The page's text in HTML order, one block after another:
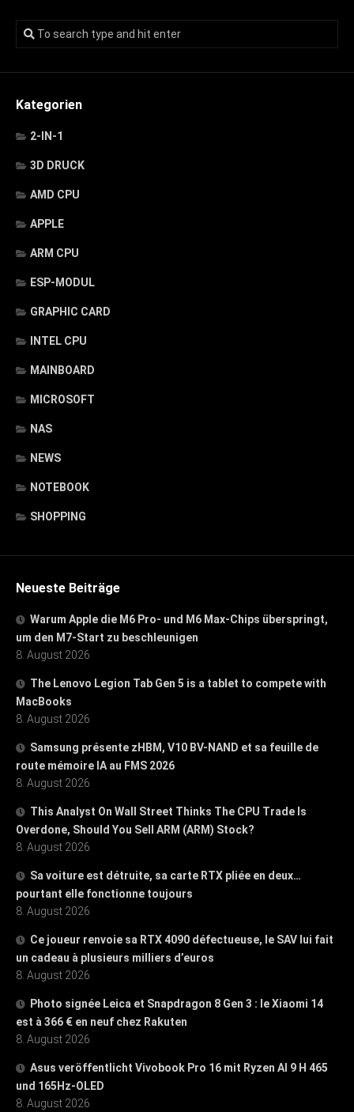
Kategorien
2-IN-1
3D DRUCK
AMD CPU
APPLE
ARM CPU
ESP-MODUL
GRAPHIC CARD
INTEL CPU
MAINBOARD
MICROSOFT
NAS
NEWS
NOTEBOOK
SHOPPING
Neueste Beiträge
Warum Apple die M6 Pro- und M6 Max-Chips überspringt,
um den M7-Start zu beschleunigen
8. August 2026
The Lenovo Legion Tab Gen 5 is a tablet to compete with
MacBooks
8. August 2026
Samsung présente zHBM, V10 BV-NAND et sa feuille de
route mémoire IA au FMS 2026
8. August 2026
This Analyst On Wall Street Thinks The CPU Trade Is
Overdone, Should You Sell ARM (ARM) Stock?
8. August 2026
Sa voiture est détruite, sa carte RTX pliée en deux…
pourtant elle fonctionne toujours
8. August 2026
Ce joueur renvoie sa RTX 4090 défectueuse, le SAV lui fait
un cadeau à plusieurs milliers d’euros
8. August 2026
Photo signée Leica et Snapdragon 8 Gen 3 : le Xiaomi 14
est à 366 € en neuf chez Rakuten
8. August 2026
Asus veröffentlicht Vivobook Pro 16 mit Ryzen AI 9 H 465
und 165Hz-OLED
8. August 2026